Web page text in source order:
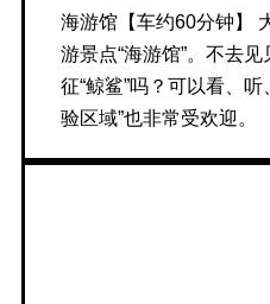
海游馆【车约60分钟】
游景点“海游馆”。不去
征“鲸鲨”吗？可以看、听
验区域”也非常受欢迎。